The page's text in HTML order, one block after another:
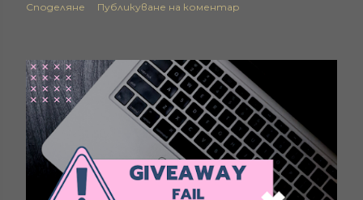
Споделяне Публикуване на коментар